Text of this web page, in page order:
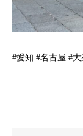
#愛知 #名古屋 #